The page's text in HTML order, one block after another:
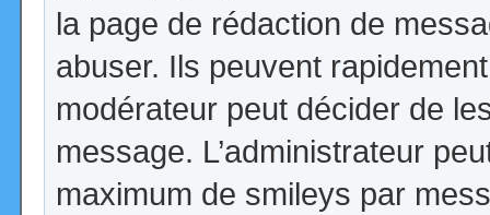
la page de rédaction de
abuser. Ils peuvent
modérateur peut décider de
message. L’administrateur
maximum de smileys par